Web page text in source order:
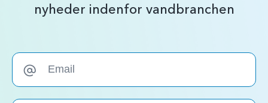
nyheder indenfor vandbranchen